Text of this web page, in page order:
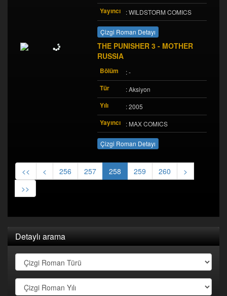
Yayıncı : WILDSTORM COMICS
Çizgi Roman Detayı
THE PUNISHER 3 - MOTHER
RUSSIA
Bölüm : -
Tür : Aksiyon
Yılı : 2005
Yayıncı : MAX COMICS
Çizgi Roman Detayı
<< < 256 257 258 259 260
>
>>
Detaylı arama